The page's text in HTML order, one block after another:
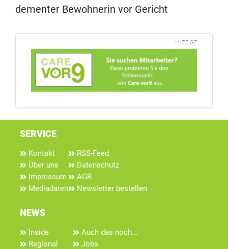
dementer Bewohnerin vor Gericht
ANZEIGE
SERVICE
Kontakt
Über uns
Impressum
Mediadaten
RSS-Feed
Datenschutz
AGB
Newsletter bestellen
NEWS
Inside
Regional
Auch das noch...
Jobs